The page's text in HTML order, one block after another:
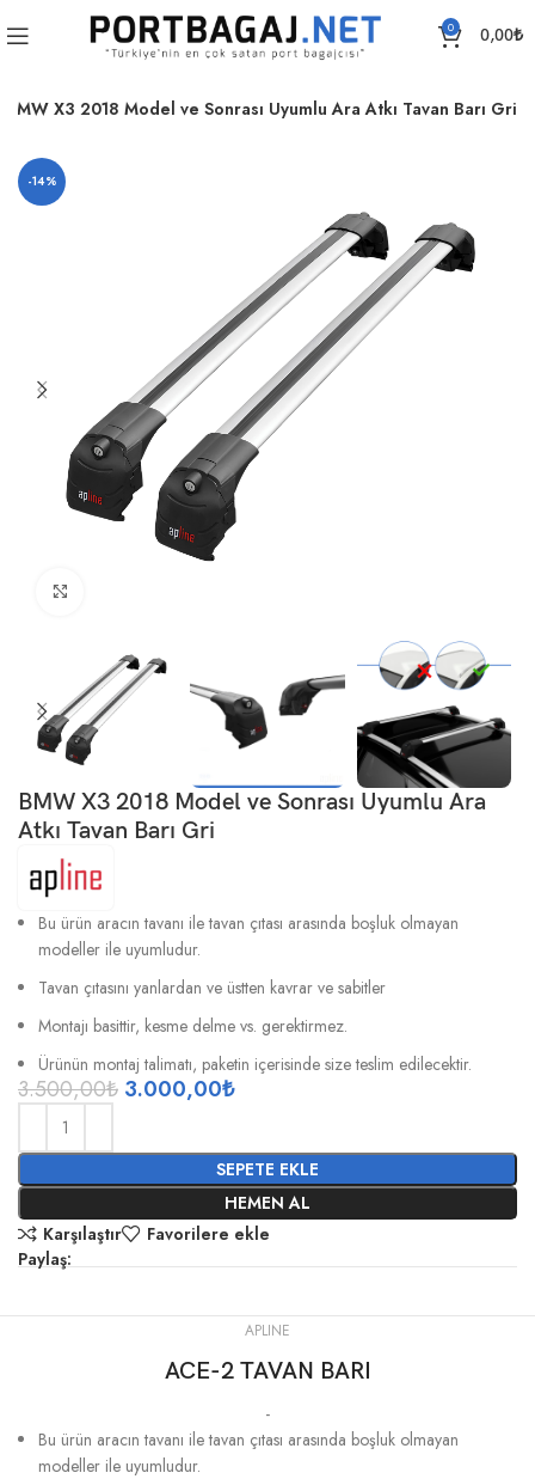
0 0,00₺
BMW X3 2018 Model ve Sonrası Uyumlu Ara Atkı Tavan Barı Gri
-14%
BMW X3 2018 Model ve Sonrası Uyumlu Ara
Atkı Tavan Barı Gri
Bu ürün aracın tavanı ile tavan çıtası arasında boşluk olmayan
modeller ile uyumludur.
Tavan çıtasını yanlardan ve üstten kavrar ve sabitler
Montajı basittir, kesme delme vs. gerektirmez.
Ürünün montaj talimatı, paketin içerisinde size teslim edilecektir.
3.500,00₺ 3.000,00₺
SEPETE EKLE
HEMEN AL
Karşılaştır
Favorilere ekle
Paylaş:
APLINE
ACE-2 TAVAN BARI
-
Bu ürün aracın tavanı ile tavan çıtası arasında boşluk olmayan
modeller ile uyumludur.